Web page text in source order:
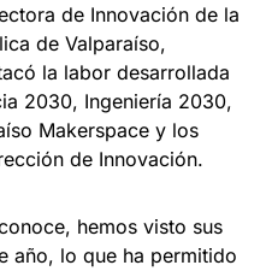
de Innovación de la
de Valparaíso,
la labor desarrollada
2030, Ingeniería 2030,
Makerspace y los
de Innovación.
hemos visto sus
año, lo que ha permitido